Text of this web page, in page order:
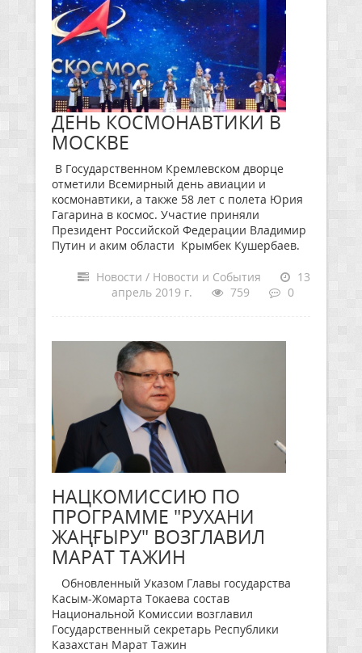
ДЕНЬ КОСМОНАВТИКИ В
МОСКВЕ
В Государственном Кремлевском дворце
отметили Всемирный день авиации и
космонавтики, а также 58 лет с полета Юрия
Гагарина в космос. Участие приняли
Президент Российской Федерации Владимир
Путин и аким области Крымбек Кушербаев.
Новости / Новости и События
13
апрель 2019 г.
759 0
НАЦКОМИССИЮ ПО
ПРОГРАММЕ "РУХАНИ
ЖАҢҒЫРУ" ВОЗГЛАВИЛ
МАРАТ ТАЖИН
Обновленный Указом Главы государства
Касым-Жомарта Токаева состав
Национальной Комиссии возглавил
Государственный секретарь Республики
Казахстан Марат Тажин